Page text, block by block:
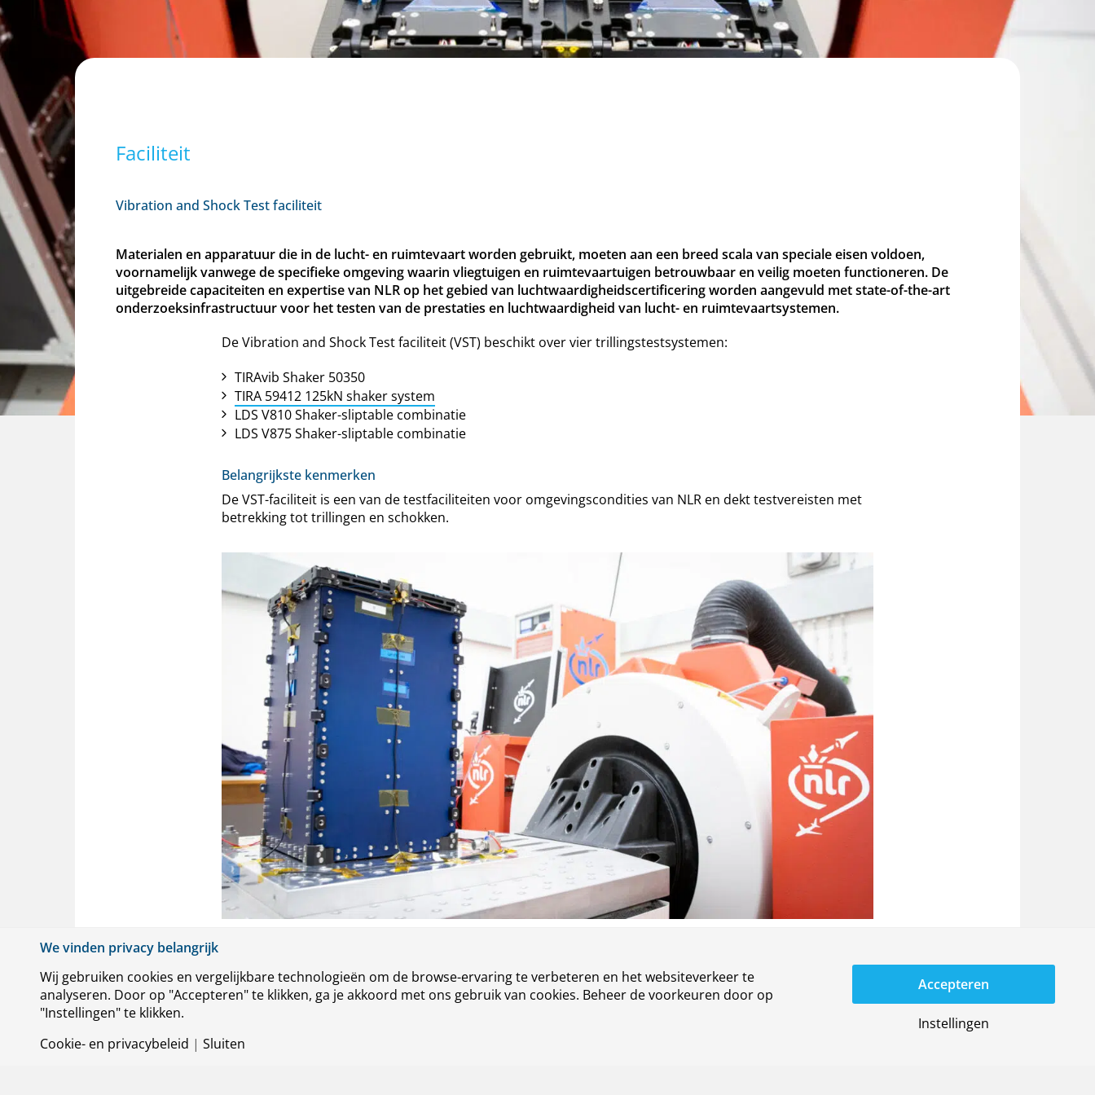
Faciliteit
Vibration and Shock Test faciliteit
Materialen en apparatuur die in de lucht- en ruimtevaart worden gebruikt, moeten aan een breed scala van speciale eisen voldoen,
voornamelijk vanwege de specifieke omgeving waarin vliegtuigen en ruimtevaartuigen betrouwbaar en veilig moeten functioneren. De
uitgebreide capaciteiten en expertise van NLR op het gebied van luchtwaardigheidscertificering worden aangevuld met state-of-the-art
onderzoeksinfrastructuur voor het testen van de prestaties en luchtwaardigheid van lucht- en ruimtevaartsystemen.
De Vibration and Shock Test faciliteit (VST) beschikt over vier trillingstestsystemen:
TIRAvib Shaker 50350
TIRA 59412 125kN shaker system
LDS V810 Shaker-sliptable combinatie
LDS V875 Shaker-sliptable combinatie
Belangrijkste kenmerken
De VST-faciliteit is een van de testfaciliteiten voor omgevingscondities van NLR en dekt testvereisten met
betrekking tot trillingen en schokken.
Algemene voorwaarden
We vinden privacy belangrijk
Wij gebruiken cookies en vergelijkbare technologieën om de browse-ervaring te verbeteren en het websiteverkeer te
analyseren. Door op "Accepteren" te klikken, ga je akkoord met ons gebruik van cookies. Beheer de voorkeuren door op
"Instellingen" te klikken.
Cookie- en privacybeleid | Sluiten
Accepteren
Instellingen